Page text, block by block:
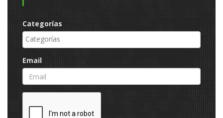
Categorías
Email